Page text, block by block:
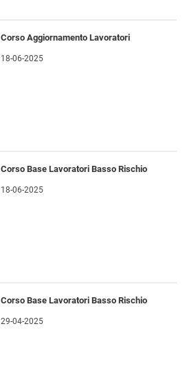
Corso Aggiornamento Lavoratori
18-06-2025
Corso Base Lavoratori Basso Rischio
18-06-2025
Corso Base Lavoratori Basso Rischio
29-04-2025